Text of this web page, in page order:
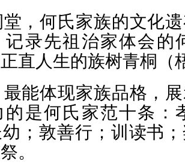
堂，何氏家族的文化
记录先祖治家体会的
直人生的族树青桐（
能体现家族品格，
的是何氏家范十条：
；敦善行；训读书
。